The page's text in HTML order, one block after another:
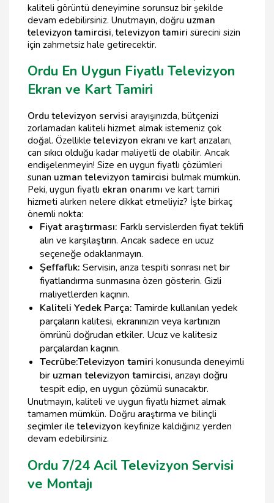
kaliteli görüntü deneyimine sorunsuz bir şekilde
devam edebilirsiniz. Unutmayın, doğru uzman
televizyon tamircisi,televizyon tamiri sürecini sizin
için zahmetsiz hale getirecektir.
Ordu En Uygun Fiyatlı Televizyon
Ekran ve Kart Tamiri
Ordu televizyon servisi arayışınızda, bütçenizi
zorlamadan kaliteli hizmet almak istemeniz çok
doğal. Özellikletelevizyon ekranı ve kart arızaları,
can sıkıcı olduğu kadar maliyetli de olabilir. Ancak
endişelenmeyin! Size en uygun fiyatlı çözümleri
sunan uzman televizyon tamircisi bulmak mümkün.
Peki, uygun fiyatlı ekran onarımı ve kart tamiri
hizmeti alırken nelere dikkat etmeliyiz? İşte birkaç
önemli nokta:
Fiyat araştırması: Farklı servislerden fiyat teklifi
alın ve karşılaştırın. Ancak sadece en ucuz
seçeneğe odaklanmayın.
Şeffaflık: Servisin, arıza tespiti sonrası net bir
fiyatlandırma sunmasına özen gösterin. Gizli
maliyetlerden kaçının.
Kaliteli Yedek Parça:Tamirde kullanılan yedek
parçaların kalitesi, ekranınızın veya kartınızın
ömrünü doğrudan etkiler. Ucuz ve kalitesiz
parçalardan kaçının.
Tecrübe:Televizyon tamiri konusunda deneyimli
bir uzman televizyon tamircisi, arızayı doğru
tespit edip, en uygun çözümü sunacaktır.
Unutmayın, kaliteli ve uygun fiyatlı hizmet almak
tamamen mümkün. Doğru araştırma ve bilinçli
seçimler iletelevizyon keyfinize kaldığınız yerden
devam edebilirsiniz.
Ordu 7/24 Acil Televizyon Servisi
ve Montajı